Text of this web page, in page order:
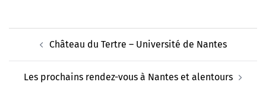
d’articleChâteau du Tertre – Université de Nantes
Les prochains rendez-vous à Nantes et alentours